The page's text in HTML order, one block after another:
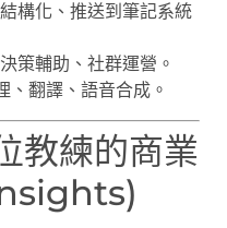
構化、推送到筆記系統
策輔助、社群運營。
、翻譯、語音合成。
教練的商業